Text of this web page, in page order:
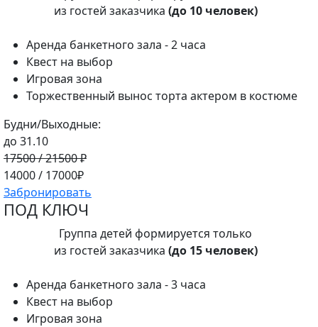
из гостей заказчика (до 10 человек)
Аренда банкетного зала - 2 часа
Квест на выбор
Игровая зона
Торжественный вынос торта актером в костюме
Будни/Выходные:
до 31.10
17500 / 21500 ₽
14000 / 17000₽
Забронировать
ПОД КЛЮЧ
Группа детей формируется только
из гостей заказчика (до 15 человек)
Аренда банкетного зала - 3 часа
Квест на выбор
Игровая зона